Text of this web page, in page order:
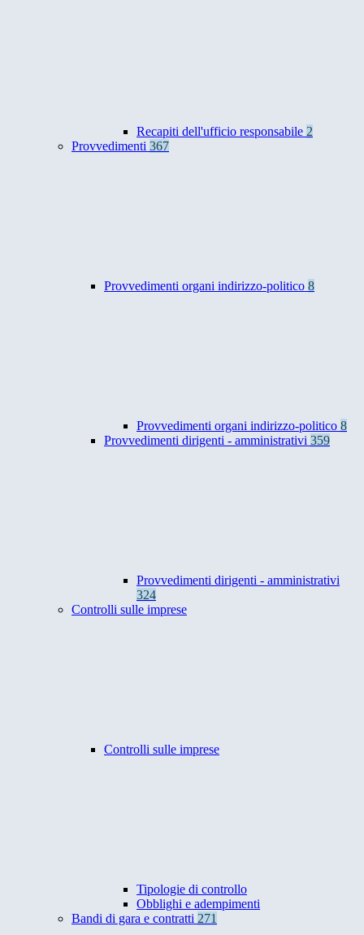
Recapiti dell'ufficio responsabile 2
Provvedimenti 367
Provvedimenti organi indirizzo-politico 8
Provvedimenti organi indirizzo-politico 8
Provvedimenti dirigenti - amministrativi 359
Provvedimenti dirigenti - amministrativi
324
Controlli sulle imprese
Controlli sulle imprese
Tipologie di controllo
Obblighi e adempimenti
Bandi di gara e contratti 271